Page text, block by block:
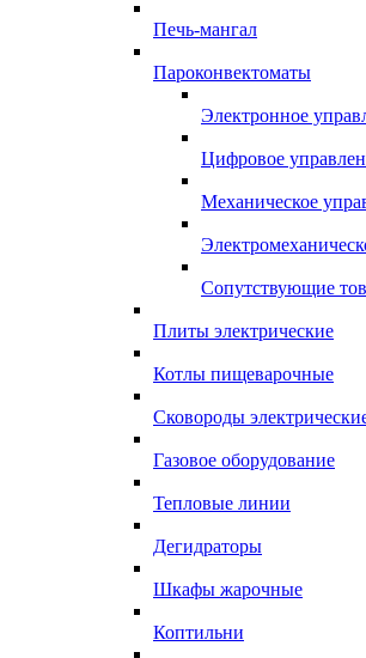
Печь-мангал
Пароконвектоматы
Электронное
Цифровое
Механическое
Сопутствующие
Плиты электрические
Котлы пищеварочные
Сковороды
Газовое оборудование
Тепловые линии
Дегидраторы
Шкафы жарочные
Коптильни